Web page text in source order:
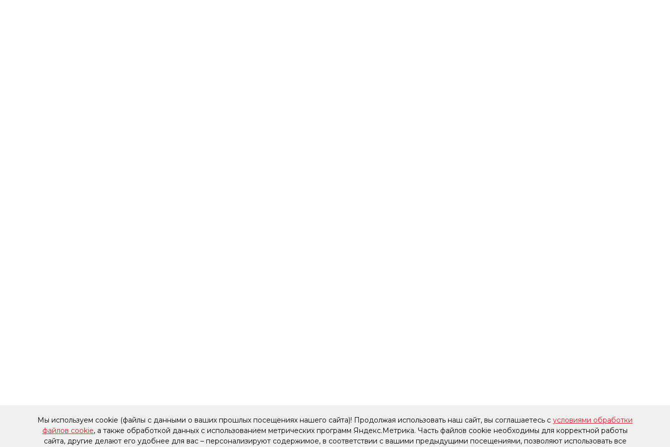
Мы используем cookie (файлы с данными о ваших прошлых посещениях нашего сайта)! Продолжая использовать наш сайт, вы соглашаетесь с условиями обработки
файлов cookie, а также обработкой данных с использованием метрических программ Яндекс.Метрика. Часть файлов cookie необходимы для корректной работы
сайта, другие делают его удобнее для вас – персонализируют содержимое, в соответствии с вашими предыдущими посещениями, позволяют использовать все